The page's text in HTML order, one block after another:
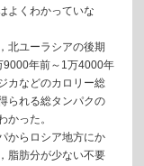
よくわかっていな
北ユーラシアの後期
9000年前～1万4000年
カなどのカロリー総
られる総タンパクの
った。
からロシア地方にか
脂肪分が少ない不要